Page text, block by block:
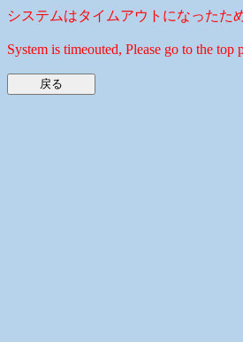
システムはタイムアウトになったた
System is timeouted, Please go to the top